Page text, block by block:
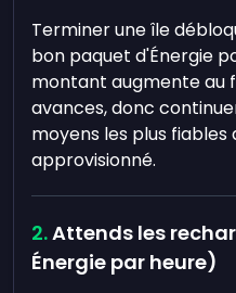
Terminer une île
bon paquet d'Énergie
montant augmente au
avances, donc
moyens les plus
approvisionné.
Attends les
Énergie par heure)